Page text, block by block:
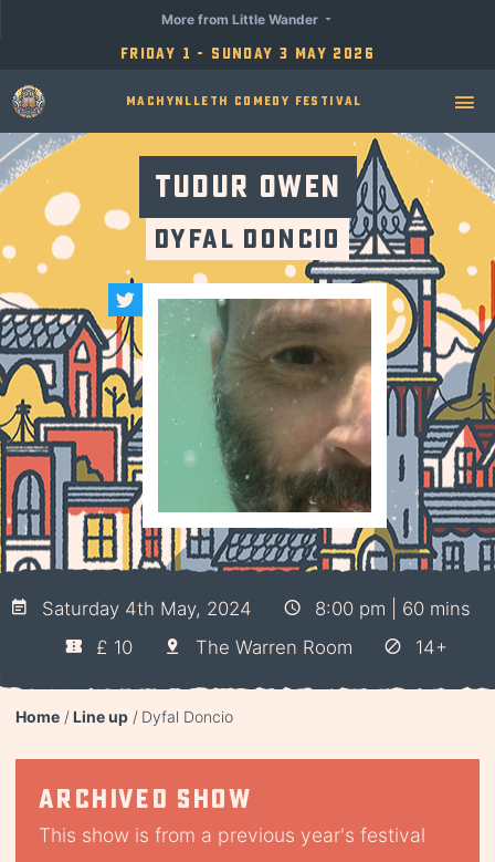
Friday 1 - Sunday 3 May 2026
More from Little Wander
Machynlleth Comedy Festival
Tudur Owen
Dyfal Doncio
Saturday 4th May, 2024
8:00 pm | 60 mins
£ 10
The Warren Room 14+
Home Line up Dyfal Doncio
Archived show
This show is from a previous year's festival